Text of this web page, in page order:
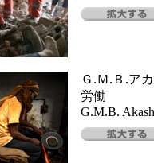
Ｇ.Ｍ.Ｂ.ア
労働
G.M.B.